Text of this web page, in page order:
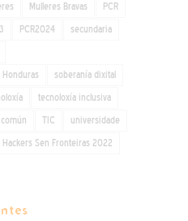
Mulleres Bravas
PCR
PCR2024
secundaria
soberanía dixital
tecnoloxía inclusiva
TIC
universidade
Hackers Sen Fronteiras 2022